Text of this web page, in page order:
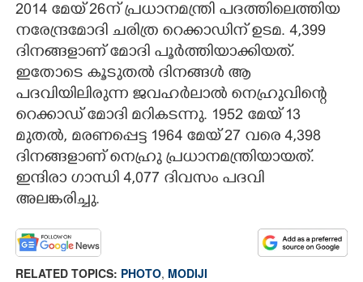
LITERATURE
ZOOM
CONTACT US
2014 മേയ് 26ന് പ്രധാനമന്ത്രി പദത്തിലെത്തിയ
നരേന്ദ്രമോദി ചരിത്ര റെക്കാഡിന് ഉടമ. 4,399
ദിനങ്ങളാണ് മോദി പൂർത്തിയാക്കിയത്.
ഇതോടെ കൂടുതൽ ദിനങ്ങൾ ആ
പദവിയിലിരുന്ന ജവഹർലാൽ നെഹ്രുവിന്റെ
റെക്കാഡ് മോദി മറികടന്നു. 1952 മേയ് 13
മുതൽ, മരണപ്പെട്ട 1964 മേയ് 27 വരെ 4,398
ദിനങ്ങളാണ് നെഹ്രു പ്രധാനമന്ത്രിയായത്.
ഇന്ദിരാ ഗാന്ധി 4,077 ദിവസം പദവി
അലങ്കരിച്ചു.
RELATED TOPICS: PHOTO, MODIJI